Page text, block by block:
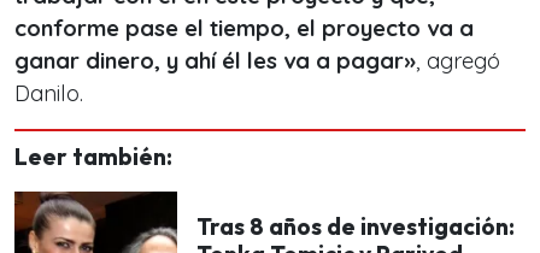
conforme pase el tiempo, el proyecto va a
ganar dinero, y ahí él les va a pagar», agregó
Danilo.
Leer también:
Tras 8 años de investigación: